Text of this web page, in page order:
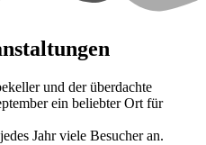
und der überdachte
ein beliebter Ort für
Jahr viele Besucher an.